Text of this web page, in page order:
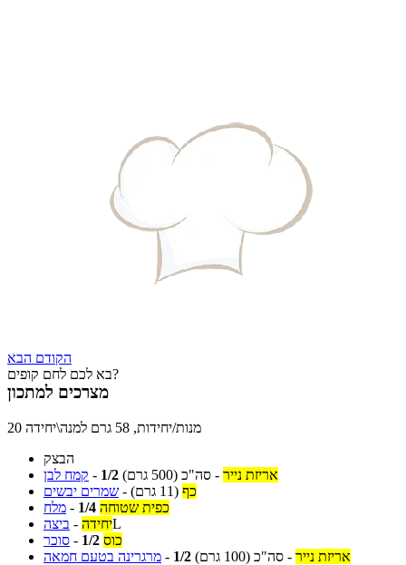
הקודם הבא
בא לכם לחם קופים?
מצרכים למתכון
20 מנות/יחידות, 58 גרם למנה\יחידה
הבצק
קמח לבן - 1/2 אריזת נייר - סה"כ (500 גרם)
שמרים יבשים - כף (11 גרם)
מלח - 1/4 כפית שטוחה
ביצה - יחידהL
סוכר - 1/2 כוס
מרגרינה בטעם חמאה - 1/2 אריזת נייר - סה"כ (100 גרם)